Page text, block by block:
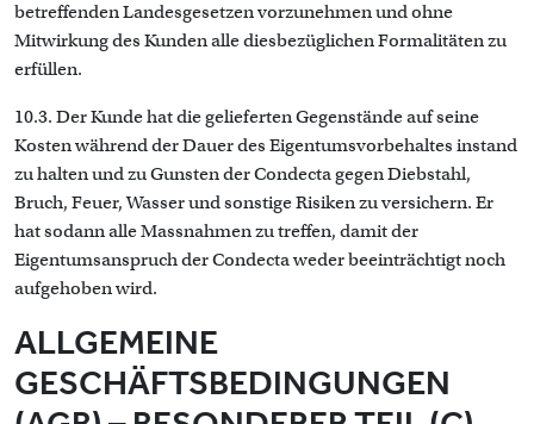
betreffenden Landesgesetzen vorzunehmen und ohne
Mitwirkung des Kunden alle diesbezüglichen Formalitäten zu
erfüllen.
10.3. Der Kunde hat die gelieferten Gegenstände auf seine
Kosten während der Dauer des Eigentumsvorbehaltes instand
zu halten und zu Gunsten der Condecta gegen Diebstahl,
Bruch, Feuer, Wasser und sonstige Risiken zu versichern. Er
hat sodann alle Massnahmen zu treffen, damit der
Eigentumsanspruch der Condecta weder beeinträchtigt noch
aufgehoben wird.
ALLGEMEINE
GESCHÄFTSBEDINGUNGEN